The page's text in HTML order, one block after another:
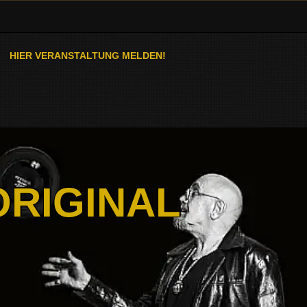
HIER VERANSTALTUNG MELDEN!